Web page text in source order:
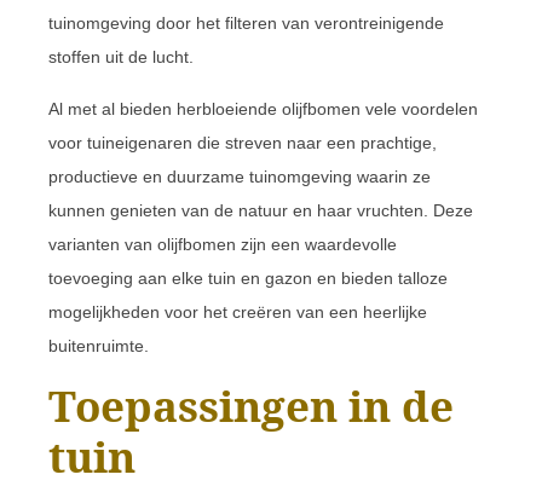
tuinomgeving door het filteren van verontreinigende
stoffen uit de lucht.
Al met al bieden herbloeiende olijfbomen vele voordelen
voor tuineigenaren die streven naar een prachtige,
productieve en duurzame tuinomgeving waarin ze
kunnen genieten van de natuur en haar vruchten. Deze
varianten van olijfbomen zijn een waardevolle
toevoeging aan elke tuin en gazon en bieden talloze
mogelijkheden voor het creëren van een heerlijke
buitenruimte.
Toepassingen in de
tuin